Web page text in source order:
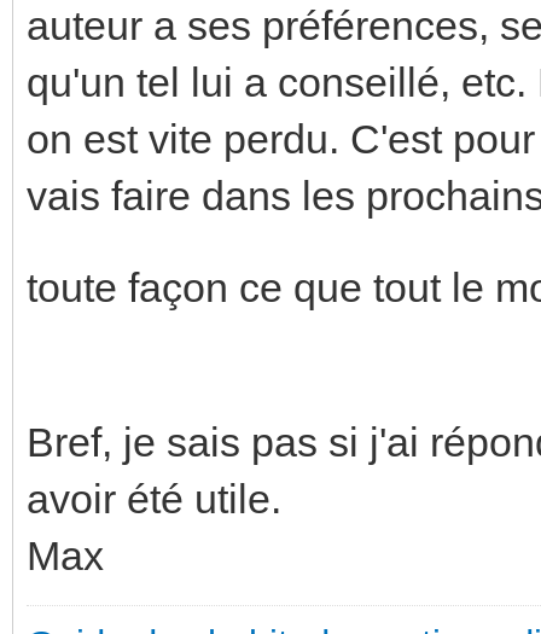
auteur a ses préférences,
qu'un tel lui a conseillé,
on est vite perdu. C'est
vais faire dans les
toute façon ce que tout le
Bref, je sais pas si j'ai
avoir été utile.
Max